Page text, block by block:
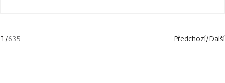
1/635 Předchozí/Další